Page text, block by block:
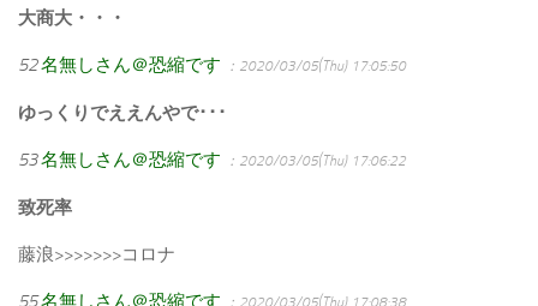
大商大・・・
52名無しさん＠恐縮です ：2020/03/05(Thu) 17:05:50
ゆっくりでええんやで･･･
53名無しさん＠恐縮です ：2020/03/05(Thu) 17:06:22
致死率
藤浪>>>>>>>コロナ
55名無しさん＠恐縮です ：2020/03/05(Thu) 17:08:38